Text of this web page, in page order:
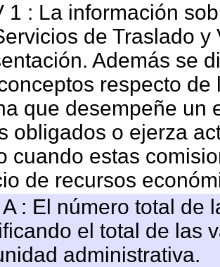
1 : La información
de Traslado
Además se
respecto
que desempeñe un
obligados o ejerza
cuando estas
de recursos
: El número total de
el total de las
administrativa.